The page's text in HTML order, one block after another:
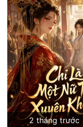
2 tháng trước